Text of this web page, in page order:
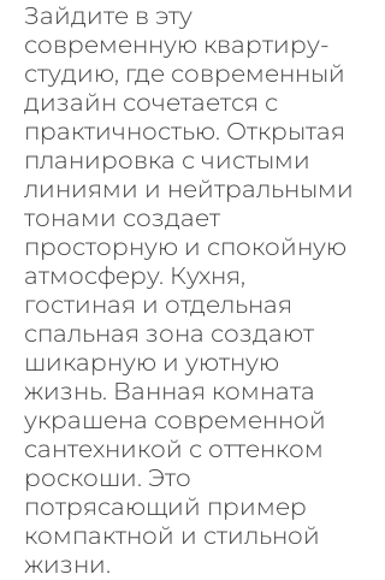
Зайдите в эту
современную квартиру-
студию, где современный
дизайн сочетается с
практичностью. Открытая
планировка с чистыми
линиями и нейтральными
тонами создает
просторную и спокойную
атмосферу. Кухня,
гостиная и отдельная
спальная зона создают
шикарную и уютную
жизнь. Ванная комната
украшена современной
сантехникой с оттенком
роскоши. Это
потрясающий пример
компактной и стильной
жизни.